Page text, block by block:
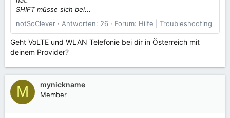
SHIFT müsse sich bei...
notSoClever
Antworten: 26 Forum: Hilfe | Troubleshooting
Geht VoLTE und WLAN Telefonie bei dir in Österreich mit
deinem Provider?
M mynickname
Member